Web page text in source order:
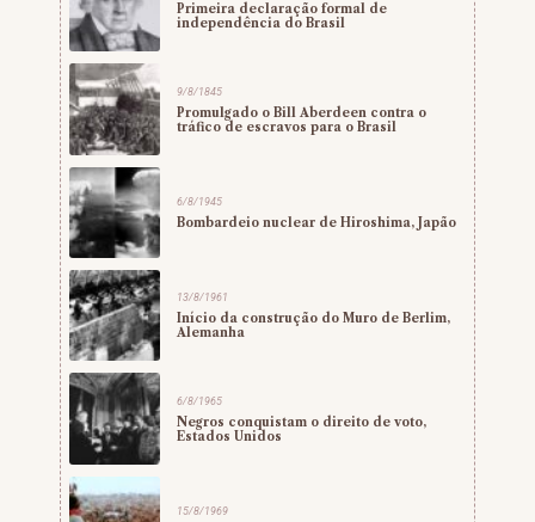
Primeira declaração formal de
independência do Brasil
9/8/1845
Promulgado o Bill Aberdeen contra o
tráfico de escravos para o Brasil
6/8/1945
Bombardeio nuclear de Hiroshima, Japão
13/8/1961
Início da construção do Muro de Berlim,
Alemanha
6/8/1965
Negros conquistam o direito de voto,
Estados Unidos
15/8/1969